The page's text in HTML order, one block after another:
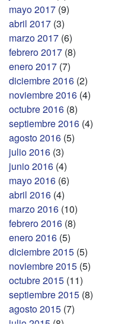
mayo 2017 (9)
abril 2017 (3)
marzo 2017 (6)
febrero 2017 (8)
enero 2017 (7)
diciembre 2016 (2)
noviembre 2016 (4)
octubre 2016 (8)
septiembre 2016 (4)
agosto 2016 (5)
julio 2016 (3)
junio 2016 (4)
mayo 2016 (6)
abril 2016 (4)
marzo 2016 (10)
febrero 2016 (8)
enero 2016 (5)
diciembre 2015 (5)
noviembre 2015 (5)
octubre 2015 (11)
septiembre 2015 (8)
agosto 2015 (7)
julio 2015 (8)